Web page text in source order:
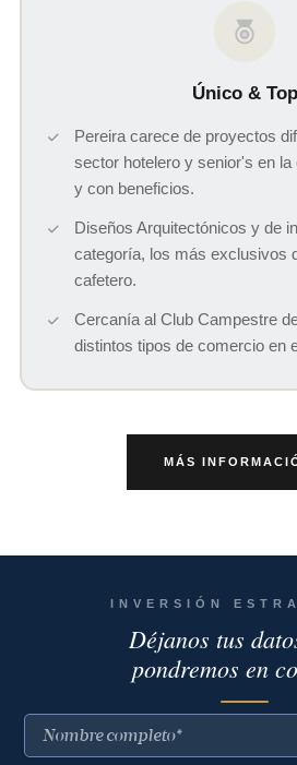
Único & Top
Pereira carece de proyectos
sector hotelero y senior's en
y con beneficios.
Diseños Arquitectónicos y de
categoría, los más exclusivos
cafetero.
Cercanía al Club Campestre
distintos tipos de comercio en
MÁS
INVERSIÓN
Déjanos tus
pondremos en